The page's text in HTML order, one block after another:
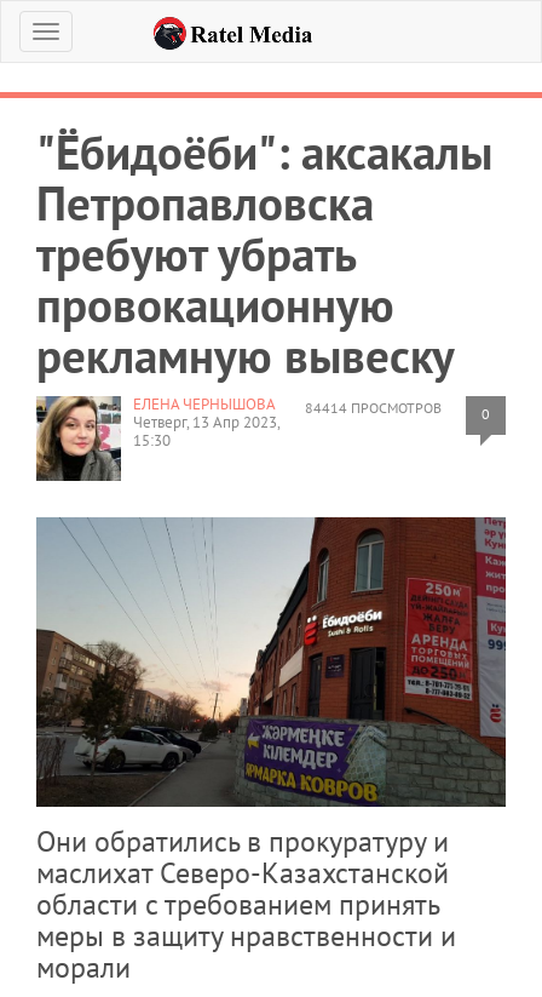
Меню
"Ёбидоёби": аксакалы
Петропавловска
требуют убрать
провокационную
рекламную вывеску
84414 ПРОСМОТРОВ 0
ЕЛЕНА ЧЕРНЫШОВА
Четверг, 13 Апр 2023,
15:30
Они обратились в прокуратуру и
маслихат Северо-Казахстанской
области с требованием принять
меры в защиту нравственности и
морали